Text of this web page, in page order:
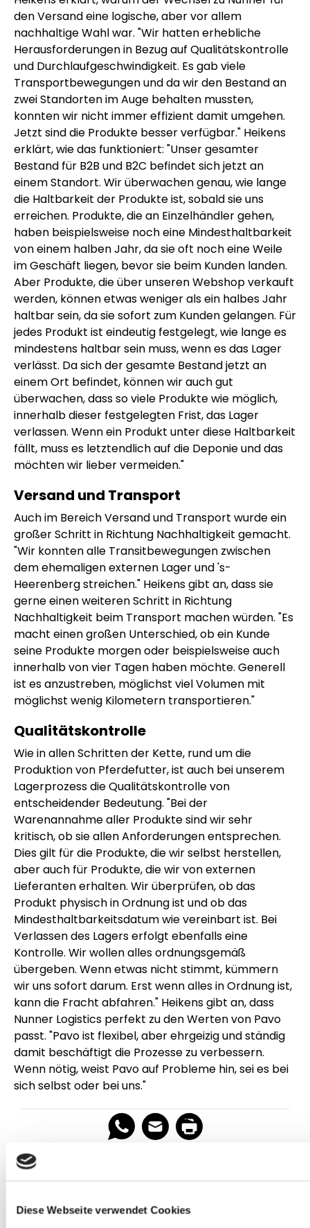
Diese Webseite verwendet Cookies
den Versand eine logische, aber vor allem
nachhaltige Wahl war. "Wir hatten erhebliche
Herausforderungen in Bezug auf Qualitätskontrolle
und Durchlaufgeschwindigkeit. Es gab viele
Transportbewegungen und da wir den Bestand an
zwei Standorten im Auge behalten mussten,
konnten wir nicht immer effizient damit umgehen.
Jetzt sind die Produkte besser verfügbar." Heikens
erklärt, wie das funktioniert: "Unser gesamter
Bestand für B2B und B2C befindet sich jetzt an
einem Standort. Wir überwachen genau, wie lange
die Haltbarkeit der Produkte ist, sobald sie uns
erreichen. Produkte, die an Einzelhändler gehen,
haben beispielsweise noch eine Mindesthaltbarkeit
von einem halben Jahr, da sie oft noch eine Weile
im Geschäft liegen, bevor sie beim Kunden landen.
Aber Produkte, die über unseren Webshop verkauft
werden, können etwas weniger als ein halbes Jahr
haltbar sein, da sie sofort zum Kunden gelangen. Für
jedes Produkt ist eindeutig festgelegt, wie lange es
mindestens haltbar sein muss, wenn es das Lager
verlässt. Da sich der gesamte Bestand jetzt an
einem Ort befindet, können wir auch gut
überwachen, dass so viele Produkte wie möglich,
innerhalb dieser festgelegten Frist, das Lager
verlassen. Wenn ein Produkt unter diese Haltbarkeit
fällt, muss es letztendlich auf die Deponie und das
möchten wir lieber vermeiden."
Versand und Transport
Auch im Bereich Versand und Transport wurde ein
großer Schritt in Richtung Nachhaltigkeit gemacht.
"Wir konnten alle Transitbewegungen zwischen
dem ehemaligen externen Lager und 's-
Heerenberg streichen." Heikens gibt an, dass sie
gerne einen weiteren Schritt in Richtung
Nachhaltigkeit beim Transport machen würden. "Es
macht einen großen Unterschied, ob ein Kunde
seine Produkte morgen oder beispielsweise auch
innerhalb von vier Tagen haben möchte. Generell
ist es anzustreben, möglichst viel Volumen mit
möglichst wenig Kilometern transportieren."
Qualitätskontrolle
Wie in allen Schritten der Kette, rund um die
Produktion von Pferdefutter, ist auch bei unserem
Lagerprozess die Qualitätskontrolle von
entscheidender Bedeutung. "Bei der
Warenannahme aller Produkte sind wir sehr
kritisch, ob sie allen Anforderungen entsprechen.
Dies gilt für die Produkte, die wir selbst herstellen,
aber auch für Produkte, die wir von externen
Lieferanten erhalten. Wir überprüfen, ob das
Produkt physisch in Ordnung ist und ob das
Mindesthaltbarkeitsdatum wie vereinbart ist. Bei
Verlassen des Lagers erfolgt ebenfalls eine
Kontrolle. Wir wollen alles ordnungsgemäß
übergeben. Wenn etwas nicht stimmt, kümmern
wir uns sofort darum. Erst wenn alles in Ordnung ist,
kann die Fracht abfahren." Heikens gibt an, dass
Nunner Logistics perfekt zu den Werten von Pavo
passt. "Pavo ist flexibel, aber ehrgeizig und ständig
damit beschäftigt die Prozesse zu verbessern.
Wenn nötig, weist Pavo auf Probleme hin, sei es bei
sich selbst oder bei uns."